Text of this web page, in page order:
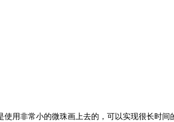
用非常小的微珠画上去的，可以实现很长时